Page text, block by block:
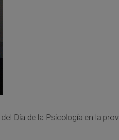
Día de la Psicología en la